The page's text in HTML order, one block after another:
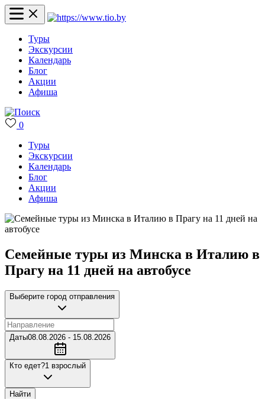
Туры
Экскурсии
Календарь
Блог
Акции
Афиша
0
Туры
Экскурсии
Календарь
Блог
Акции
Афиша
Семейные туры из Минска в Италию в
Прагу на 11 дней на автобусе
Выберите город отправления
Даты08.08.2026 - 15.08.2026
Кто едет?1 взрослый
Найти